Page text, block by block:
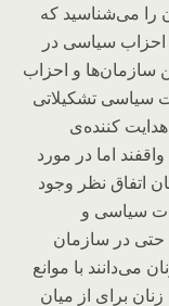
را می‌شناسید که
احزاب سیاسی در
سازمان‌ها و احزاب
سیاسی تشکیلاتی
کننده‌ی
اما در مورد
اتفاق نظر وجود
سیاسی و
حتی در سازمان
می‌دانند با موانع
برای از میان